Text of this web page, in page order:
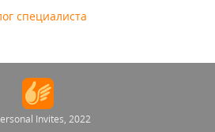
специалиста
Invites, 2022